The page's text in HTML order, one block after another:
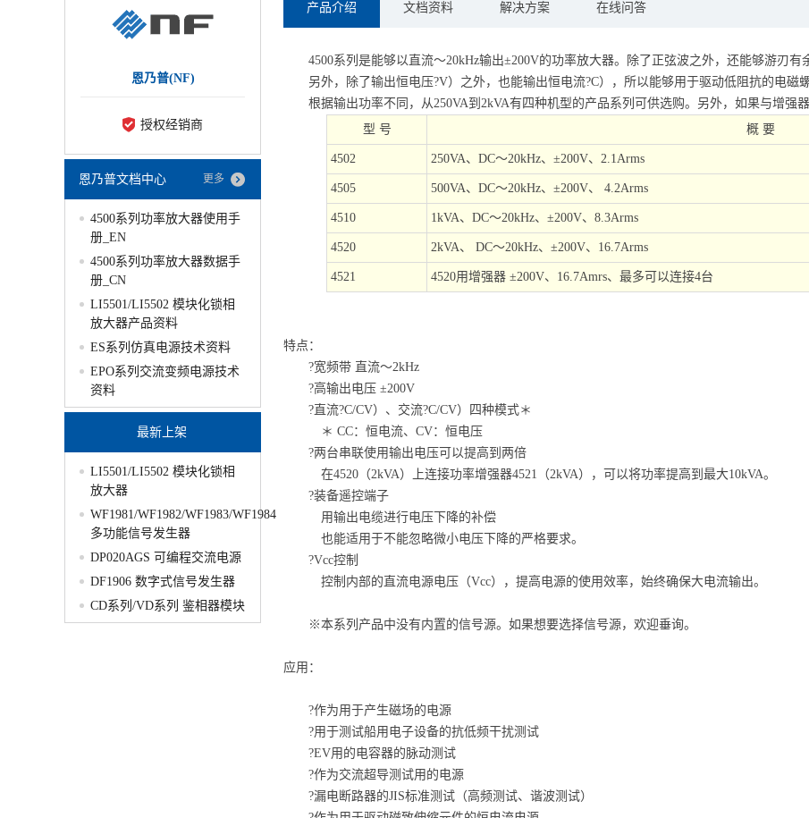
产品介绍 文档资料 解决方案 在线问答
4500系列是能够以直流～20kHz输出±200V的功率放大器。除了正弦波之外，还能够游刃有
另外，除了输出恒电压?V）之外，也能输出恒电流?C），所以能够用于驱动低阻抗的电磁螺
根据输出功率不同，从250VA到2kVA有四种机型的产品系列可供选购。另外，如果与增强器
型 号
概 要
4502 250VA、DC～20kHz、±200V、2.1Arms
4505 500VA、DC～20kHz、±200V、 4.2Arms
4510 1kVA、DC～20kHz、±200V、8.3Arms
4520 2kVA、 DC～20kHz、±200V、16.7Arms
4521 4520用增强器 ±200V、16.7Amrs、最多可以连接4台
特点：
?宽频带 直流～2kHz
?高输出电压 ±200V
?直流?C/CV）、交流?C/CV）四种模式＊
＊ CC：恒电流、CV：恒电压
?两台串联使用输出电压可以提高到两倍
在4520（2kVA）上连接功率增强器4521（2kVA），可以将功率提高到最大10kVA。
?装备遥控端子
用输出电缆进行电压下降的补偿
也能适用于不能忽略微小电压下降的严格要求。
?Vcc控制
控制内部的直流电源电压（Vcc），提高电源的使用效率，始终确保大电流输出。
※本系列产品中没有内置的信号源。如果想要选择信号源，欢迎垂询。
应用：
?作为用于产生磁场的电源
?用于测试船用电子设备的抗低频干扰测试
?EV用的电容器的脉动测试
?作为交流超导测试用的电源
?漏电断路器的JIS标准测试（高频测试、谐波测试）
恩乃普(NF)
授权经销商
恩乃普文档中心 更多
4500系列功率放大器使用手
册_EN
4500系列功率放大器数据手
册_CN
LI5501/LI5502 模块化锁相
放大器产品资料
ES系列仿真电源技术资料
EPO系列交流变频电源技术
资料
最新上架
LI5501/LI5502 模块化锁相
放大器
WF1981/WF1982/WF1983/WF1984
多功能信号发生器
DP020AGS 可编程交流电源
DF1906 数字式信号发生器
CD系列/VD系列 鉴相器模块